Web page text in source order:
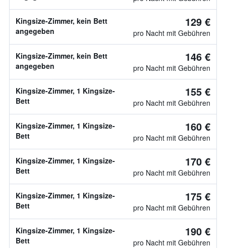
Kingsize-Zimmer, kein Bett
angegeben
129 €
pro Nacht mit Gebühren
Kingsize-Zimmer, kein Bett
angegeben
146 €
pro Nacht mit Gebühren
Kingsize-Zimmer, 1 Kingsize-
Bett
155 €
pro Nacht mit Gebühren
Kingsize-Zimmer, 1 Kingsize-
Bett
160 €
pro Nacht mit Gebühren
Kingsize-Zimmer, 1 Kingsize-
Bett
170 €
pro Nacht mit Gebühren
Kingsize-Zimmer, 1 Kingsize-
Bett
175 €
pro Nacht mit Gebühren
Kingsize-Zimmer, 1 Kingsize-
Bett
190 €
pro Nacht mit Gebühren